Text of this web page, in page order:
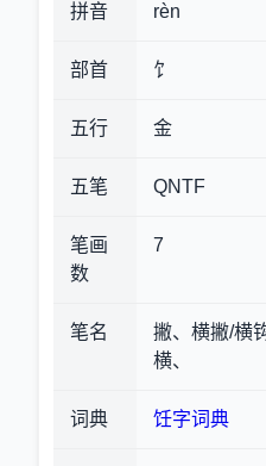
拼音 rèn
部首 饣
五行 金
五笔 QNTF
笔画
数
7
笔名
撇、横撇/横
横、
词典 饪字词典